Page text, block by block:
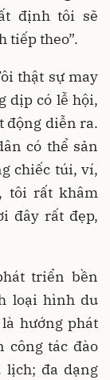
định tôi sẽ
tiếp theo”.
thật sự may
dịp có lễ hội,
động diễn ra.
có thể sản
chiếc túi, ví,
tôi rất khâm
đây rất đẹp,
triển bền
loại hình du
hướng phát
công tác đào
đa dạng